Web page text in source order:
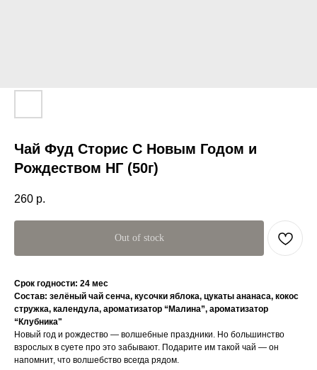
Чай Фуд Сторис С Новым Годом и
Рождеством НГ (50г)
260 р.
Out of stock
Срок годности: 24 мес
Состав: зелёный чай сенча, кусочки яблока, цукаты ананаса, кокос
стружка, календула, ароматизатор “Малина”, ароматизатор
“Клубника"
Новый год и рождество — волшебные праздники. Но большинство
взрослых в суете про это забывают. Подарите им такой чай — он
напомнит, что волшебство всегда рядом.